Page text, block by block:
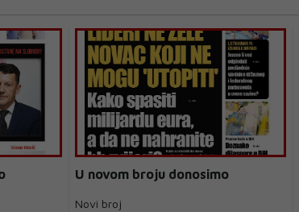
U novom broju donosimo
Novi broj